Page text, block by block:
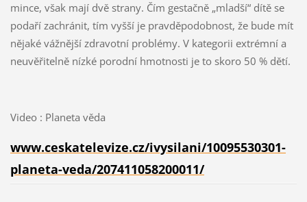
mince, však mají dvě strany. Čím gestačně „mladší“ dítě se
podaří zachránit, tím vyšší je pravděpodobnost, že bude mít
nějaké vážnější zdravotní problémy. V kategorii extrémní a
neuvěřitelně nízké porodní hmotnosti je to skoro 50 % dětí.
Video : Planeta věda
www.ceskatelevize.cz/ivysilani/10095530301-
planeta-veda/207411058200011/